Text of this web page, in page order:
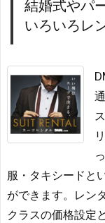
結婚式やパ
いろいろレ
服・タキシードと
ができます。レン
クラスの価格設定